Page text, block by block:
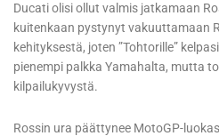
Ducati olisi ollut valmis jatkamaan
kuitenkaan pystynyt vakuuttamaan
kehityksestä, joten ”Tohtorille”
pienempi palkka Yamahalta, mutta
kilpailukyvystä.
Rossin ura päättynee MotoGP-